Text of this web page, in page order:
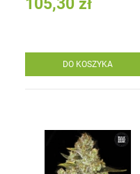
DO KOSZYKA